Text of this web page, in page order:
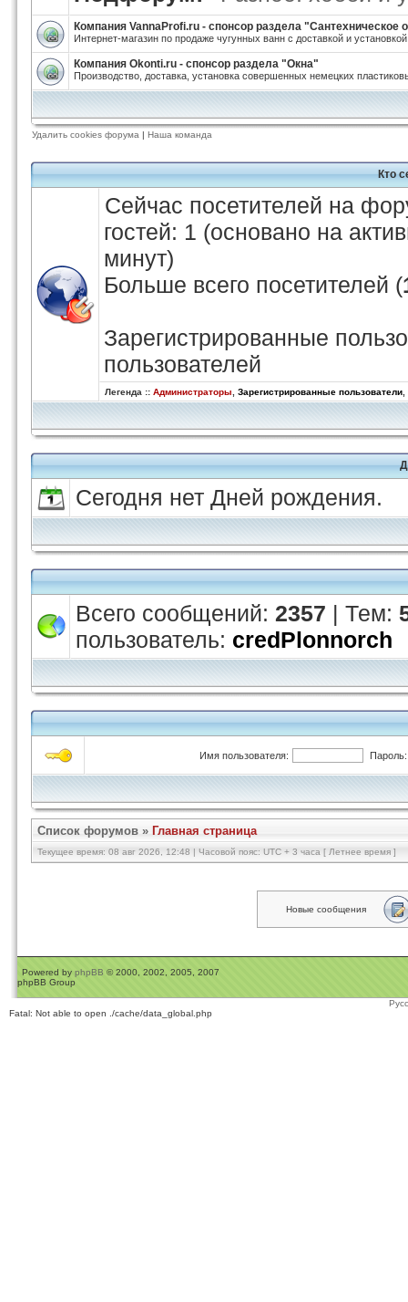
Компания VannaProfi.ru - спонсор раздела "Сантехническое
Интернет-магазин по продаже чугунных ванн с доставкой и
Компания Okonti.ru - спонсор раздела "Окна"
Производство, доставка, установка совершенных немецких
Удалить cookies форума | Наша команда
Кто
Сейчас посетителей на
гостей: 1 (основано на
минут)
Больше всего посетителей (
Зарегистрированные
пользователей
Легенда :: Администраторы Зарегистрированные пользователи
Сегодня нет Дней рождения.
Всего сообщений: 2357 | Тем:
пользователь: credPlonnorch
Имя пользователя: Пароль:
Список форумов » Главная страница
Текущее время: 08 авг 2026, 12:48 | Часовой пояс: UTC + 3 часа [ Летнее время ]
Новые сообщения
Powered by phpBB © 2000, 2002, 2005, 2007
phpBB Group
Fatal: Not able to open ./cache/data_global.php